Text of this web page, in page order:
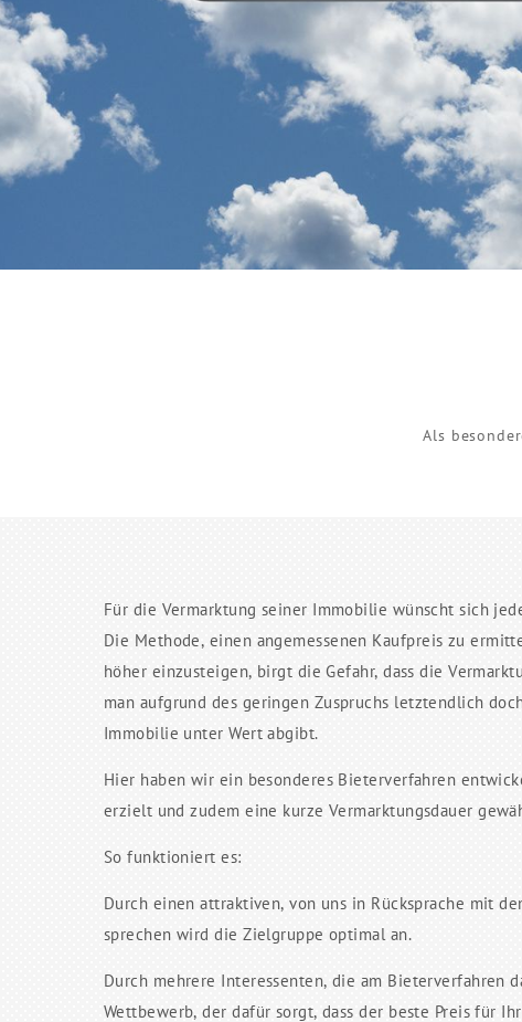
Als
Für die Vermarktung seiner Immobilie wünscht sich
Die Methode, einen angemessenen Kaufpreis zu
höher einzusteigen, birgt die Gefahr, dass die
man aufgrund des geringen Zuspruchs letztendlich
Immobilie unter Wert abgibt.
Hier haben wir ein besonderes Bieterverfahren
erzielt und zudem eine kurze Vermarktungsdauer
So funktioniert es:
Durch einen attraktiven, von uns in Rücksprache mit
sprechen wird die Zielgruppe optimal an.
Durch mehrere Interessenten, die am Bieterverfahren
Wettbewerb, der dafür sorgt, dass der beste Preis für